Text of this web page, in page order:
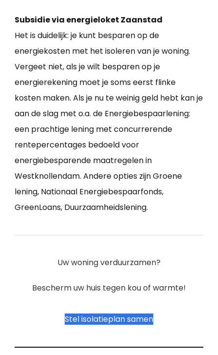
Subsidie via energieloket Zaanstad
Het is duidelijk: je kunt besparen op de
energiekosten met het isoleren van je woning.
Vergeet niet, als je wilt besparen op je
energierekening moet je soms eerst flinke
kosten maken. Als je nu te weinig geld hebt kan je
aan de slag met o.a. de Energiebespaarlening:
een prachtige lening met concurrerende
rentepercentages bedoeld voor
energiebesparende maatregelen in
Westknollendam. Andere opties zijn Groene
lening, Nationaal Energiebespaarfonds,
GreenLoans, Duurzaamheidslening.
Uw woning verduurzamen?
Bescherm uw huis tegen kou of warmte!
Stel isolatieplan samen